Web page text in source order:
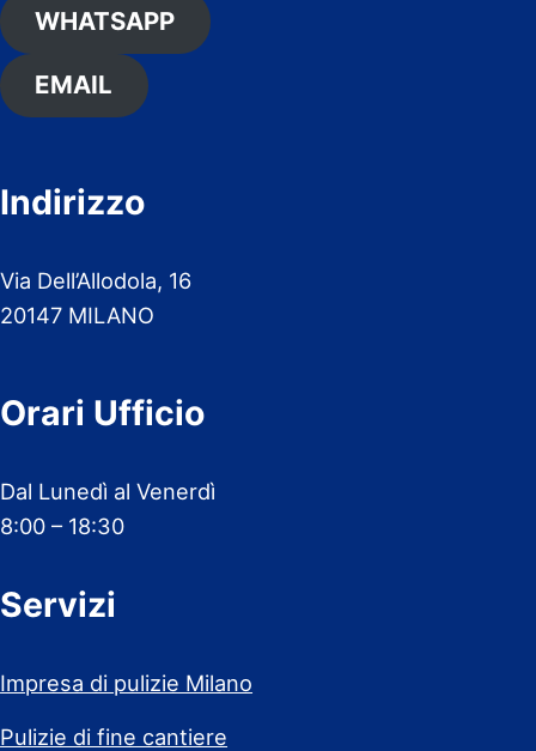
WHATSAPP
EMAIL
Indirizzo
Via Dell’Allodola, 16
20147 MILANO
Orari Ufficio
Dal Lunedì al Venerdì
8:00 – 18:30
Servizi
Impresa di pulizie Milano
Pulizie di fine cantiere